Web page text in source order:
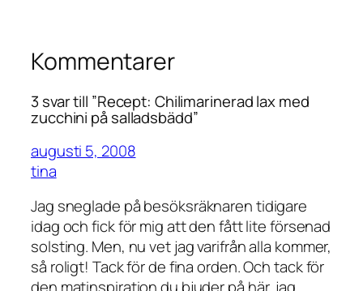
Kommentarer
3 svar till ”Recept: Chilimarinerad lax med
zucchini på salladsbädd”
augusti 5, 2008
tina
Jag sneglade på besöksräknaren tidigare
idag och fick för mig att den fått lite försenad
solsting. Men, nu vet jag varifrån alla kommer,
så roligt! Tack för de fina orden. Och tack för